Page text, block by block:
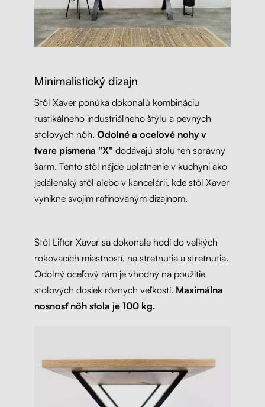
Minimalistický dizajn
Stôl Xaver ponúka dokonalú kombináciu
rustikálneho industriálneho štýlu a pevných
stolových nôh. Odolné a oceľové nohy v
tvare písmena "X" dodávajú stolu ten správny
šarm. Tento stôl nájde uplatnenie v kuchyni ako
jedálenský stôl alebo v kancelárii, kde stôl Xaver
vynikne svojím rafinovaným dizajnom.
Stôl Liftor Xaver sa dokonale hodí do veľkých
rokovacích miestností, na stretnutia a stretnutia.
Odolný oceľový rám je vhodný na použitie
stolových dosiek rôznych veľkostí. Maximálna
nosnosť nôh stola je 100 kg.